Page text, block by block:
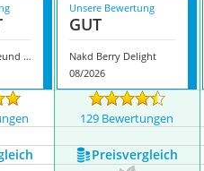
HIPP Früchte Freund Joghurt-Kirsch in Banane
Unsere Bewertung
GUT
Nakd Berry Delight
08/2026
129 Bewertungen
Preis­vergleich